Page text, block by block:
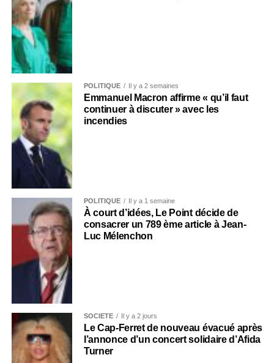
POLITIQUE Il y a 2 semaines
Emmanuel Macron affirme « qu’il faut
continuer à discuter » avec les
incendies
POLITIQUE Il y a 1 semaine
À court d’idées, Le Point décide de
consacrer un 789 ème article à Jean-
Luc Mélenchon
SOCIÉTÉ Il y a 2 jours
Le Cap-Ferret de nouveau évacué après
l’annonce d’un concert solidaire d’Afida
Turner